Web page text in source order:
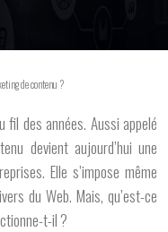
de contenu ?
fil des années. Aussi appelé
devient aujourd’hui une
Elle s’impose même
du Web. Mais, qu’est-ce
t-il ?